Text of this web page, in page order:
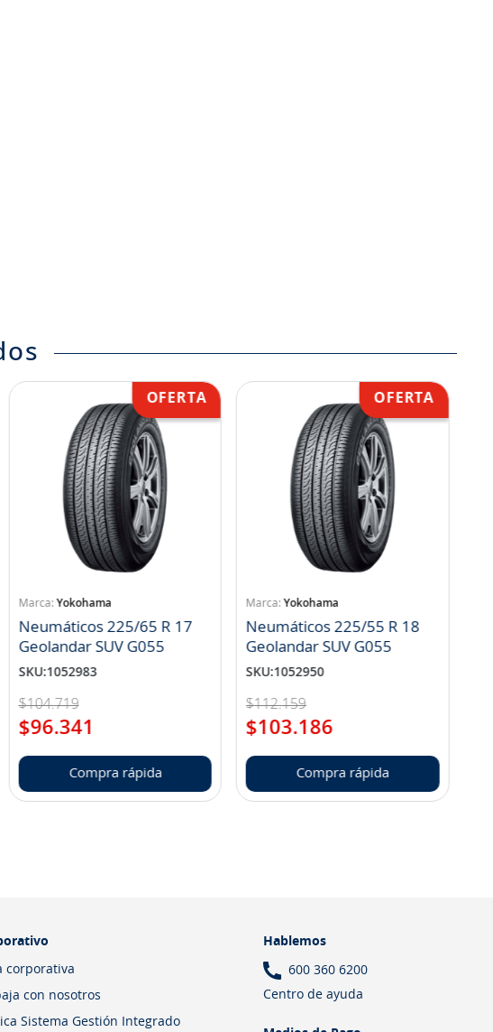
Yokohama
Neumáticos 225/65 R 17
Geolandar SUV G055
SKU:1052983
$104.719
$96.341
Compra rápida
Yokohama
Neumáticos 225/55 R 18
Geolandar SUV G055
SKU:1052950
$112.159
$103.186
Compra rápida
corporativa
con nosotros
Sistema Gestión Integrado
Hablemos
600 360 6200
Centro de ayuda